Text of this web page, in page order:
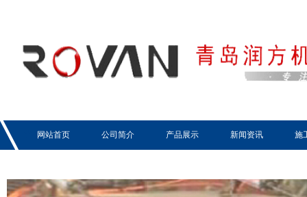
网站首页 公司简介 产品展示 新闻资讯 施